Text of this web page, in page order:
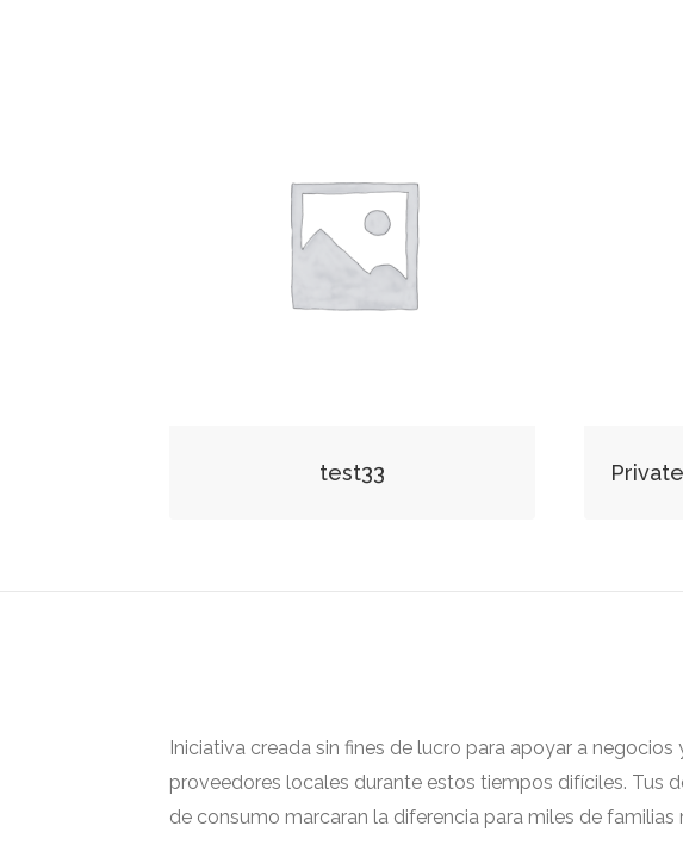
test33
Iniciativa creada sin fines de lucro para apoyar a negocios
proveedores locales durante estos tiempos difíciles. Tus
de consumo marcaran la diferencia para miles de familias